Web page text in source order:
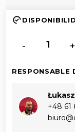
- +
RESPONSABLE
Łukasz
+48 61